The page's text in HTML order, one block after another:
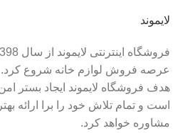
لایموند
عرصه فروش لوازم خانه شروع کرد.
هدف فروشگاه لایموند ایجاد بستر
است و تمام تلاش خود را برا ارائه
مشاوره خواهد کرد.